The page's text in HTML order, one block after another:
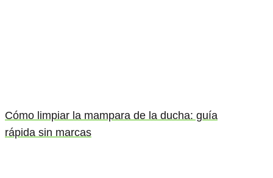
Cómo limpiar la mampara de la ducha: guía
rápida sin marcas